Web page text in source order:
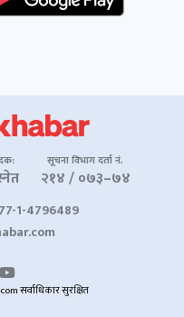
सूचना विभाग दर्ता नं.
२१४ / ०७३–७४
1-4796489
सर्वाधिकार सुरक्षित